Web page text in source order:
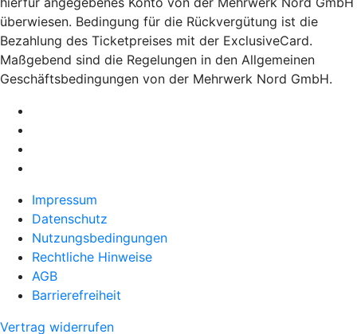
überwiesen. Bedingung für die Rückvergütung ist die
Bezahlung des Ticketpreises mit der ExclusiveCard.
Maßgebend sind die Regelungen in den Allgemeinen
Geschäftsbedingungen von der Mehrwerk Nord GmbH.
Impressum
Datenschutz
Nutzungsbedingungen
Rechtliche Hinweise
AGB
Barrierefreiheit
Vertrag widerrufen